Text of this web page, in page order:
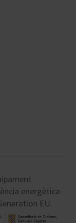
energètica
EU.